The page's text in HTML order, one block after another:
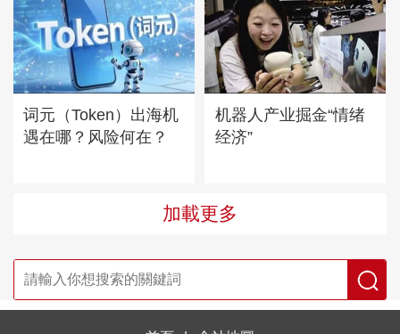
词元（Token）出海机
遇在哪？风险何在？
机器人产业掘金“情绪
经济”
加載更多